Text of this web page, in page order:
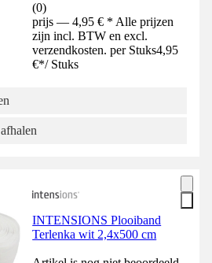
(0)
prijs — 4,95 € * Alle prijzen
zijn incl. BTW en excl.
verzendkosten. per Stuks4,95
€*/ Stuks
INTENSIONS Plooiband
Terlenka wit 2,4x500 cm